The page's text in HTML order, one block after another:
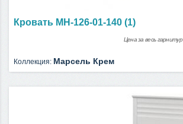
Кровать МН-126-01-140 (1)
Цена за весь гарнитур
Коллекция: Марсель Крем